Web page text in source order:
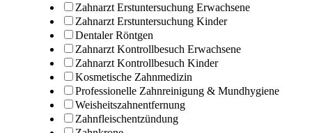
Zahnarzt Erstuntersuchung Erwachsene
Zahnarzt Erstuntersuchung Kinder
Dentaler Röntgen
Zahnarzt Kontrollbesuch Erwachsene
Zahnarzt Kontrollbesuch Kinder
Kosmetische Zahnmedizin
Professionelle Zahnreinigung & Mundhygiene
Weisheitszahnentfernung
Zahnfleischentzündung